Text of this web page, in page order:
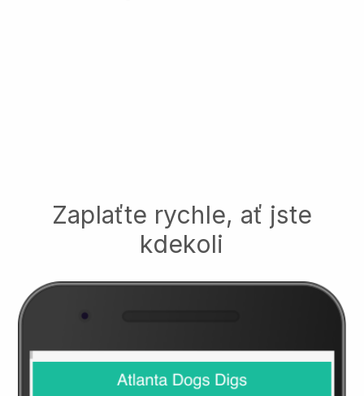
Zaplaťte rychle, ať jste
kdekoli